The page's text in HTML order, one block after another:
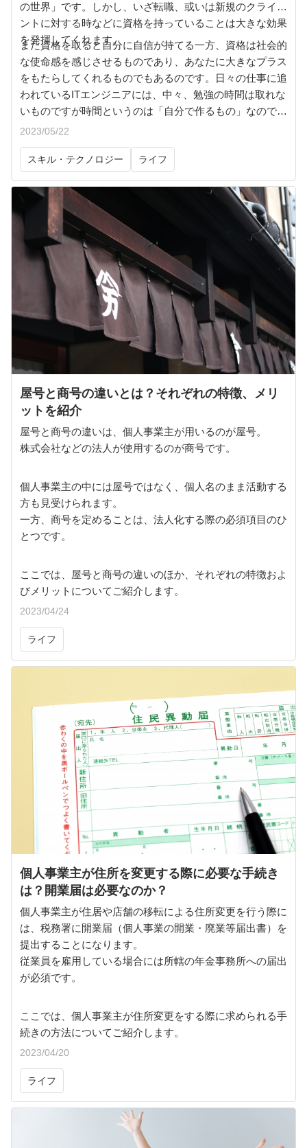
の世界」です。しかし、いざ転職、或いは新規のクライア
ントに対する時などに資格を持っていることは大きな効果
を発揮してくれます。
また資格を取ると自分に自信が持てる一方、資格は社会的
な使命感を感じさせるものであり、あなたに大きなプラス
をもたらしてくれるものでもあるのです。日々の仕事に追
われているITエンジニアには、中々、勉強の時間は取れな
いものですが時間というのは「自分で作るもの」なので
す。こういったセルフコントロールを学ぶ機会としても資
ニアが目指すべき資格にはどんなものがあるのかをご紹介
2023/05/22
スキル・テクノロジー ライフ
屋号と商号の違いとは？それぞれの特徴、メリ
ットを紹介
屋号と商号の違いは、個人事業主が用いるのが屋号。
株式会社などの法人が使用するのが商号です。
個人事業主の中には屋号ではなく、個人名のまま活動する
方も見受けられます。
一方、商号を定めることは、法人化する際の必須項目のひ
とつです。
ここでは、屋号と商号の違いのほか、それぞれの特徴およ
びメリットについてご紹介します。
2023/04/24
ライフ
個人事業主が住所を変更する際に必要な手続き
は？開業届は必要なのか？
個人事業主が住居や店舗の移転による住所変更を行う際に
は、税務署に開業届（個人事業の開業・廃業等届出書）を
提出することになります。
従業員を雇用している場合には所轄の年金事務所への届出
が必須です。
ここでは、個人事業主が住所変更をする際に求められる手
続きの方法についてご紹介します。
2023/04/20
ライフ